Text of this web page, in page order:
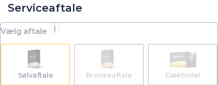
Serviceaftale
Vælg aftale
Sølvaftale Bronzeaftale Dækhotel